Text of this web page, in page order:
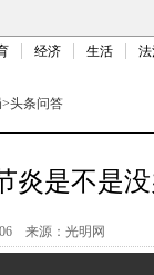
经济 生活
>头条问答
炎是不是
来源：光明网